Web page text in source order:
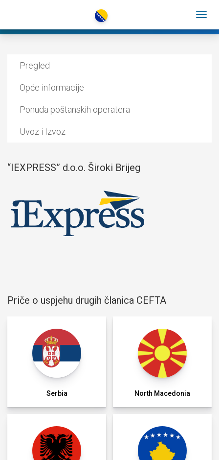
Pregled
Opće informacije
Ponuda poštanskih operatera
Uvoz i Izvoz
“IEXPRESS” d.o.o. Široki Brijeg
Priče o uspjehu drugih članica CEFTA
Serbia North Macedonia